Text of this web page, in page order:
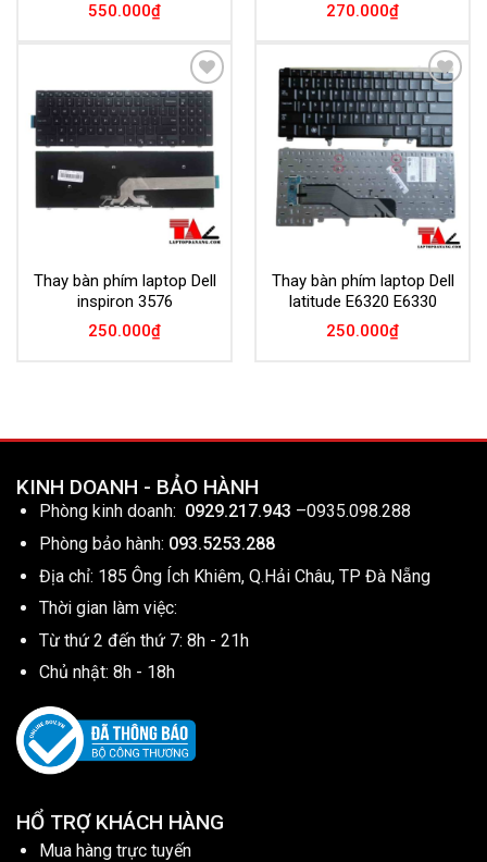
550.000₫
270.000₫
Add to
Wishlist
Thay bàn phím laptop Dell
inspiron 3576
250.000₫
Add to
Wishlist
Thay bàn phím laptop Dell
latitude E6320 E6330
250.000₫
KINH DOANH - BẢO HÀNH
Phòng kinh doanh: 0929.217.943 –0935.098.288
Phòng bảo hành: 093.5253.288
Địa chỉ: 185 Ông Ích Khiêm, Q.Hải Châu, TP Đà Nẵng
Thời gian làm việc:
Từ thứ 2 đến thứ 7: 8h - 21h
Chủ nhật: 8h - 18h
HỔ TRỢ KHÁCH HÀNG
Mua hàng trực tuyến